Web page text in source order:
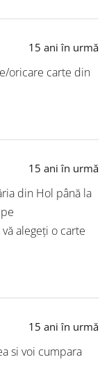
15 ani în urmă
oricare carte din
15 ani în urmă
din Hol până la
alegeți o carte
15 ani în urmă
si voi cumpara